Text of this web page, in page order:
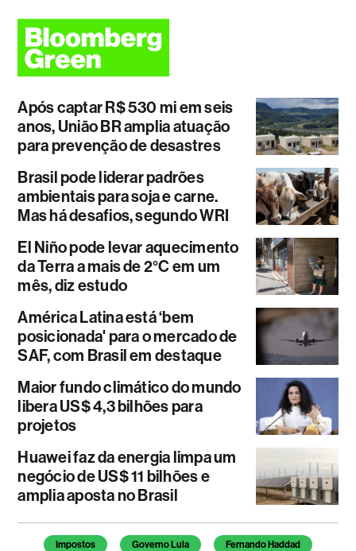
Após captar R$ 530 mi em seis
anos, União BR amplia atuação
para prevenção de desastres
Brasil pode liderar padrões
ambientais para soja e carne.
Mas há desafios, segundo WRI
El Niño pode levar aquecimento
da Terra a mais de 2°C em um
mês, diz estudo
América Latina está ‘bem
posicionada' para o mercado de
SAF, com Brasil em destaque
Maior fundo climático do mundo
libera US$ 4,3 bilhões para
projetos
Huawei faz da energia limpa um
negócio de US$ 11 bilhões e
amplia aposta no Brasil
Temas deste artigo
Impostos Governo Lula Fernando Haddad